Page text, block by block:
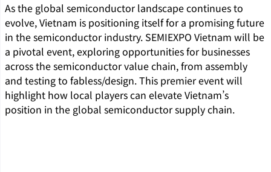
As the global semiconductor landscape continues to
evolve, Vietnam is positioning itself for a promising future
in the semiconductor industry. SEMIEXPO Vietnam will be
a pivotal event, exploring opportunities for businesses
across the semiconductor value chain, from assembly
and testing to fabless/design. This premier event will
highlight how local players can elevate Vietnam’s
position in the global semiconductor supply chain.